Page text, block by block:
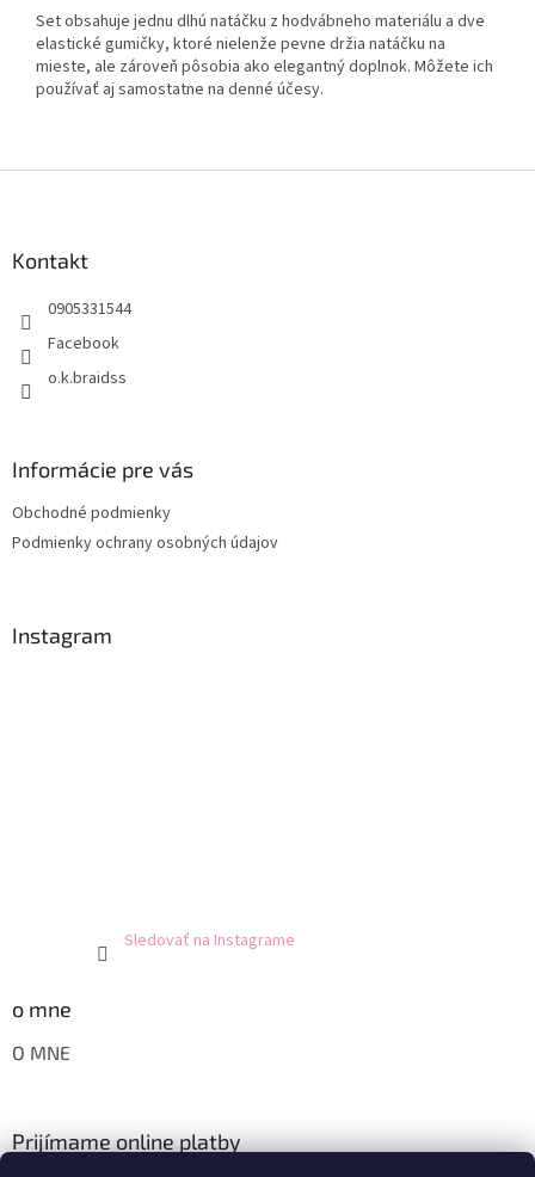
Set obsahuje jednu dlhú natáčku z hodvábneho materiálu a dve
elastické gumičky, ktoré nielenže pevne držia natáčku na
mieste, ale zároveň pôsobia ako elegantný doplnok. Môžete ich
používať aj samostatne na denné účesy.
Kontakt
0905331544
Facebook
o.k.braidss
Informácie pre vás
Obchodné podmienky
Podmienky ochrany osobných údajov
Instagram
Sledovať na Instagrame
o mne
O MNE
Prijímame online platby